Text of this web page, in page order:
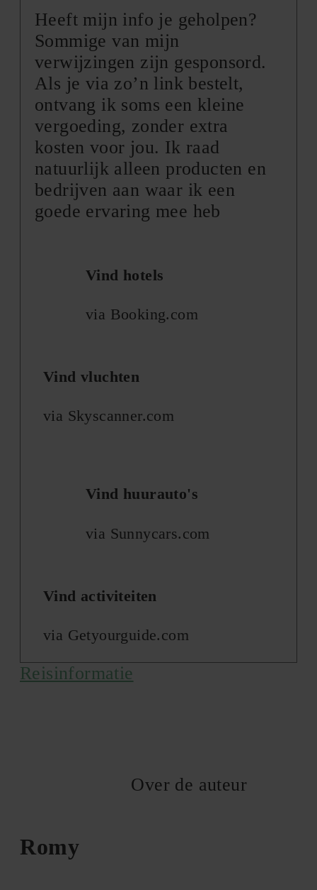
Heeft mijn info je geholpen?
Sommige van mijn
verwijzingen zijn gesponsord.
Als je via zo’n link bestelt,
ontvang ik soms een kleine
vergoeding, zonder extra
kosten voor jou. Ik raad
natuurlijk alleen producten en
bedrijven aan waar ik een
goede ervaring mee heb
Vind hotels
via Booking.com
Vind vluchten
via Skyscanner.com
Vind huurauto's
via Sunnycars.com
Vind activiteiten
via Getyourguide.com
Reisinformatie
Over de auteur
Romy